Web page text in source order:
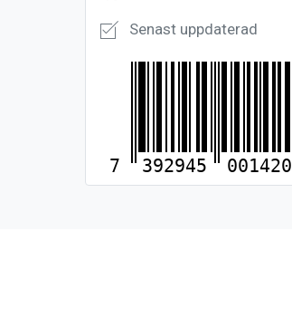
Senast uppdaterad
7 392945 001420